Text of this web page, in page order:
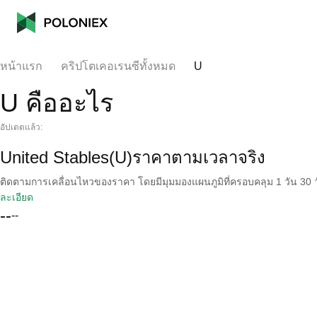
หน้าแรก คริปโตเคอเรนซีทั้งหมด U
U คืออะไร
อัปเดตแล้ว:
United Stables(U)ราคาตามเวลาจริง
ติดตามการเคลื่อนไหวของราคา โดยมีมุมมองแผนภูมิที่ครอบคลุม 1 วัน 30
ละเอียด
----